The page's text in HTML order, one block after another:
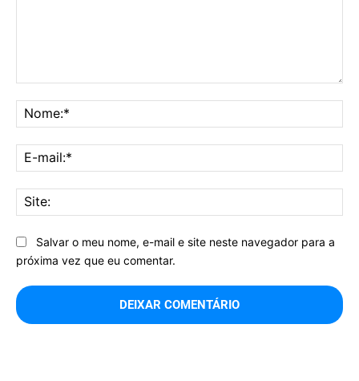
Salvar o meu nome, e-mail e site neste navegador para a
próxima vez que eu comentar.